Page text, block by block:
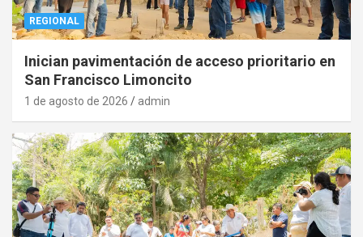
REGIONAL
Inician pavimentación de acceso prioritario en
San Francisco Limoncito
1 de agosto de 2026 admin